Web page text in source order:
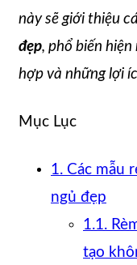
này sẽ giới thiệu
đẹp, phổ biến
hợp và những lợi
Mục Lục
1. Các mẫu
ngủ đẹp
1.1.
tạo